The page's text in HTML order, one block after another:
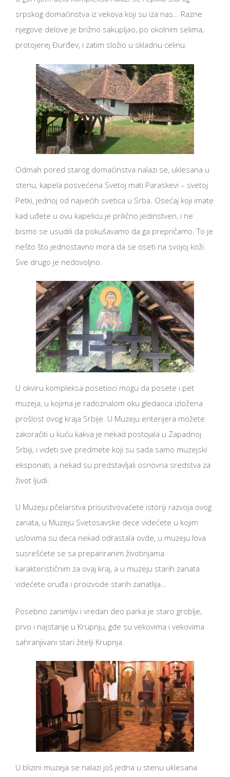
srpskog domaćinstva iz vekova koji su iza nas… Razne
njegove delove je brižno sakupljao, po okolnim selima,
protojerej Đurđev, i zatim složio u skladnu celinu.
Odmah pored starog domaćinstva nalazi se, uklesana u
stenu, kapela posvećena Svetoj mati Paraskevi – svetoj
Petki, jednoj od najvećih svetica u Srba. Osećaj koji imate
kad uđete u ovu kapelicu je prilično jedinstven, i ne
bismo se usudili da pokušavamo da ga prepričamo. To je
nešto što jednostavno mora da se oseti na svojoj koži.
Sve drugo je nedovoljno.
U okviru kompleksa posetioci mogu da posete i pet
muzeja, u kojima je radoznalom oku gledaoca izložena
prošlost ovog kraja Srbije. U Muzeju enterijera možete
zakoračiti u kuću kakva je nekad postojala u Zapadnoj
Srbiji, i videti sve predmete koji su sada samo muzejski
eksponati, a nekad su predstavljali osnovna sredstva za
život ljudi.
U Muzeju pčelarstva prisustvovaćete istoriji razvoja ovog
zanata, u Muzeju Svetosavske dece videćete u kojim
uslovima su deca nekad odrastala ovde, u muzeju lova
susrešćete se sa prepariranim životinjama
karakterističnim za ovaj kraj, a u muzeju starih zanata
videćete oruđa i proizvode starih zanatlija…
Posebno zanimljiv i vredan deo parka je staro groblje,
prvo i najstarije u Krupnju, gde su vekovima i vekovima
sahranjivani stari žitelji Krupnja.
U blizini muzeja se nalazi još jedna u stenu uklesana